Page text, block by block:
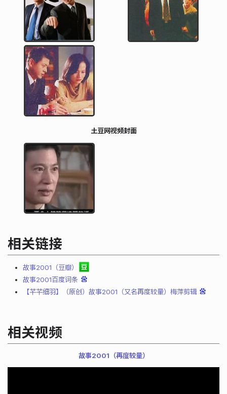
土豆网视频封面
相关链接
故事2001（豆瓣）
故事2001百度词条
【芊芊细羽】（原创）故事2001（又名再度较量）梅萍剪辑
相关视频
故事2001（再度较量）